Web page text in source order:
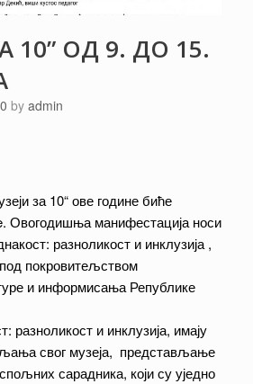
10” ОД 9. ДО 15.
by admin
за 10“ ове године биће
Овогодишња манифестација носи
разноликост и инклузија ,
покровитељством
и информисања Републике
разноликост и инклузија, имају
свог музеја, представљање
сарадника, који су уједно